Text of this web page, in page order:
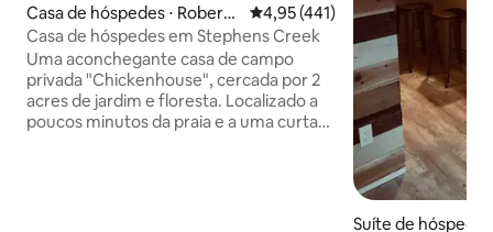
Casa de hóspedes ⋅ Roberts
Creek
4,95 de uma avaliação média de
4,95 (441)
Casa de hóspedes em Stephens Creek
Uma aconchegante casa de campo
privada "Chickenhouse", cercada por 2
acres de jardim e floresta. Localizado a
poucos minutos da praia e a uma curta
Suíte de